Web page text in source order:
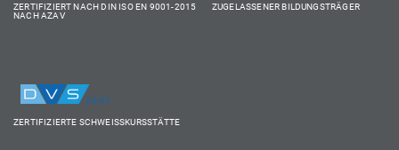
ZERTIFIZIERT NACH DIN ISO EN 9001-2015 ZUGELASSENER BILDUNGSTRÄGER
NACH AZAV
ZERTIFIZIERTE SCHWEISSKURSSTÄTTE